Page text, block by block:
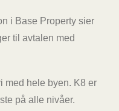
i Base Property sier
til avtalen med
med hele byen. K8 er
på alle nivåer.